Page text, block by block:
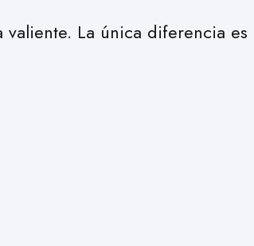
valiente. La única diferencia